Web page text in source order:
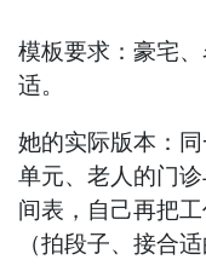
模板要求：豪宅
适。
她的实际版本：
单元、老人的门
间表，自己再把
（拍段子、接合